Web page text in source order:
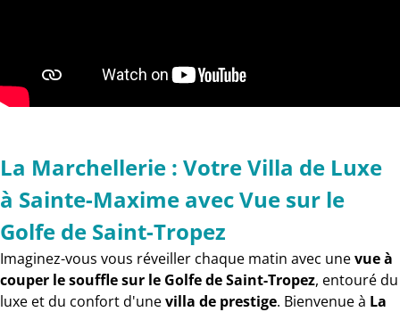
La Marchellerie : Votre Villa de Luxe
à Sainte-Maxime avec Vue sur le
Golfe de Saint-Tropez
Imaginez-vous vous réveiller chaque matin avec unevue à
couper le souffle sur le Golfe de Saint-Tropez, entouré du
luxe et du confort d'unevilla de prestige. Bienvenue à La